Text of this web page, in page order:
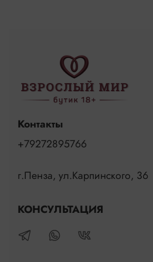
Контакты
+79272895766
г.Пенза, ул.Карпинского, 36
КОНСУЛЬТАЦИЯ